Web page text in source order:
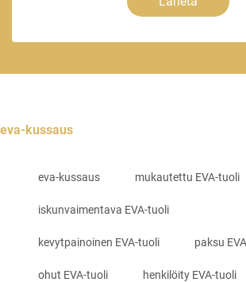
eva-kussaus
eva-kussaus mukautettu EVA-tuoli
iskunvaimentava EVA-tuoli
kevytpainoinen EVA-tuoli paksu
ohut EVA-tuoli henkilöity EVA-tuoli